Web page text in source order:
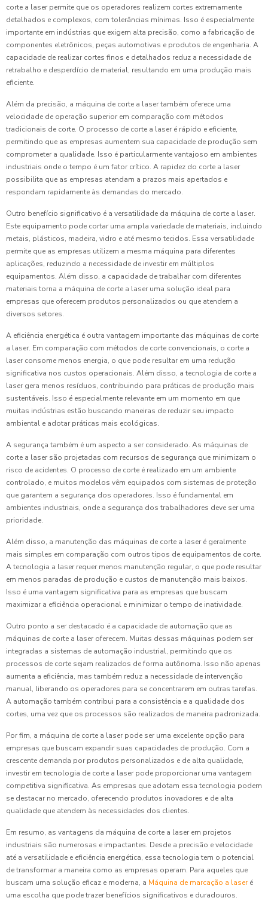
corte a laser permite que os operadores realizem cortes extremamente
detalhados e complexos, com tolerâncias mínimas. Isso é especialmente
importante em indústrias que exigem alta precisão, como a fabricação de
componentes eletrônicos, peças automotivas e produtos de engenharia. A
capacidade de realizar cortes finos e detalhados reduz a necessidade de
retrabalho e desperdício de material, resultando em uma produção mais
eficiente.
Além da precisão, a máquina de corte a laser também oferece uma
velocidade de operação superior em comparação com métodos
tradicionais de corte. O processo de corte a laser é rápido e eficiente,
permitindo que as empresas aumentem sua capacidade de produção sem
comprometer a qualidade. Isso é particularmente vantajoso em ambientes
industriais onde o tempo é um fator crítico. A rapidez do corte a laser
possibilita que as empresas atendam a prazos mais apertados e
respondam rapidamente às demandas do mercado.
Outro benefício significativo é a versatilidade da máquina de corte a laser.
Este equipamento pode cortar uma ampla variedade de materiais, incluindo
metais, plásticos, madeira, vidro e até mesmo tecidos. Essa versatilidade
permite que as empresas utilizem a mesma máquina para diferentes
aplicações, reduzindo a necessidade de investir em múltiplos
equipamentos. Além disso, a capacidade de trabalhar com diferentes
materiais torna a máquina de corte a laser uma solução ideal para
empresas que oferecem produtos personalizados ou que atendem a
diversos setores.
A eficiência energética é outra vantagem importante das máquinas de corte
a laser. Em comparação com métodos de corte convencionais, o corte a
laser consome menos energia, o que pode resultar em uma redução
significativa nos custos operacionais. Além disso, a tecnologia de corte a
laser gera menos resíduos, contribuindo para práticas de produção mais
sustentáveis. Isso é especialmente relevante em um momento em que
muitas indústrias estão buscando maneiras de reduzir seu impacto
ambiental e adotar práticas mais ecológicas.
A segurança também é um aspecto a ser considerado. As máquinas de
corte a laser são projetadas com recursos de segurança que minimizam o
risco de acidentes. O processo de corte é realizado em um ambiente
controlado, e muitos modelos vêm equipados com sistemas de proteção
que garantem a segurança dos operadores. Isso é fundamental em
ambientes industriais, onde a segurança dos trabalhadores deve ser uma
prioridade.
Além disso, a manutenção das máquinas de corte a laser é geralmente
mais simples em comparação com outros tipos de equipamentos de corte.
A tecnologia a laser requer menos manutenção regular, o que pode resultar
em menos paradas de produção e custos de manutenção mais baixos.
Isso é uma vantagem significativa para as empresas que buscam
maximizar a eficiência operacional e minimizar o tempo de inatividade.
Outro ponto a ser destacado é a capacidade de automação que as
máquinas de corte a laser oferecem. Muitas dessas máquinas podem ser
integradas a sistemas de automação industrial, permitindo que os
processos de corte sejam realizados de forma autônoma. Isso não apenas
aumenta a eficiência, mas também reduz a necessidade de intervenção
manual, liberando os operadores para se concentrarem em outras tarefas.
A automação também contribui para a consistência e a qualidade dos
cortes, uma vez que os processos são realizados de maneira padronizada.
Por fim, a máquina de corte a laser pode ser uma excelente opção para
empresas que buscam expandir suas capacidades de produção. Com a
crescente demanda por produtos personalizados e de alta qualidade,
investir em tecnologia de corte a laser pode proporcionar uma vantagem
competitiva significativa. As empresas que adotam essa tecnologia podem
se destacar no mercado, oferecendo produtos inovadores e de alta
qualidade que atendem às necessidades dos clientes.
Em resumo, as vantagens da máquina de corte a laser em projetos
industriais são numerosas e impactantes. Desde a precisão e velocidade
até a versatilidade e eficiência energética, essa tecnologia tem o potencial
de transformar a maneira como as empresas operam. Para aqueles que
buscam uma solução eficaz e moderna, a Máquina de marcação a laseré
uma escolha que pode trazer benefícios significativos e duradouros.